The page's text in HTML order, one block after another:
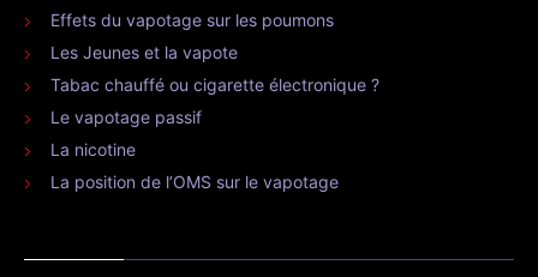
Effets du vapotage sur les poumons
Les Jeunes et la vapote
Tabac chauffé ou cigarette électronique ?
Le vapotage passif
La nicotine
La position de l’OMS sur le vapotage